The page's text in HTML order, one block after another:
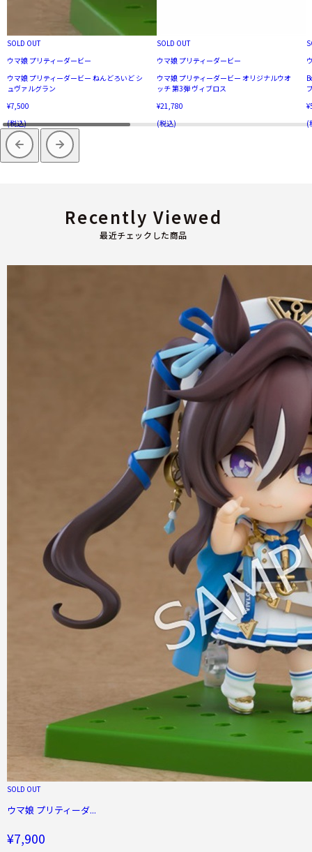
SOLD OUT
ウマ娘 プリティーダービー
ウマ娘 プリティーダービー ねんどろいど シ
ュヴァルグラン
¥7,500
(税込)
SOLD OUT
ウマ娘 プリティーダービー
ウマ娘 プリティーダービー オリジナルウオ
ッチ 第3弾 ヴィブロス
¥21,780
(税込)
(
最近チェックした商品
Recently Viewed
SOLD OUT
ウマ娘 プリティーダ...
¥7,900